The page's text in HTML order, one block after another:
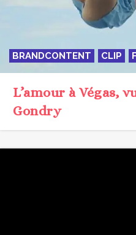
BRANDCONTENT CLIP
L’amour à Végas,
Gondry